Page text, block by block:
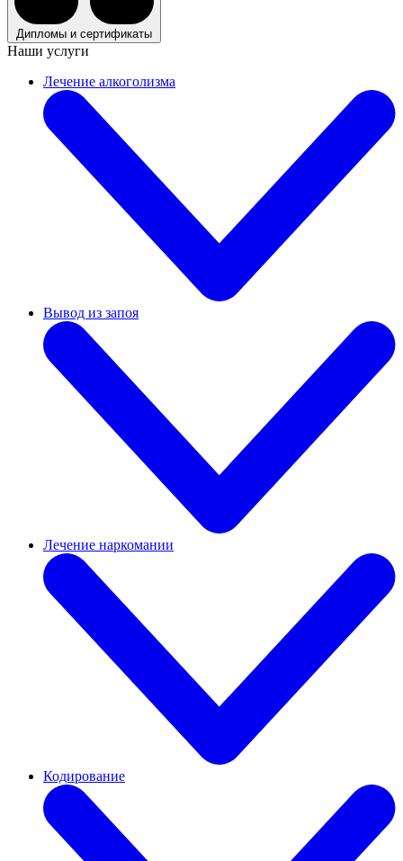
Дипломы и сертификаты
Наши услуги
Лечение алкоголизма
Вывод из запоя
Лечение наркомании
Кодирование